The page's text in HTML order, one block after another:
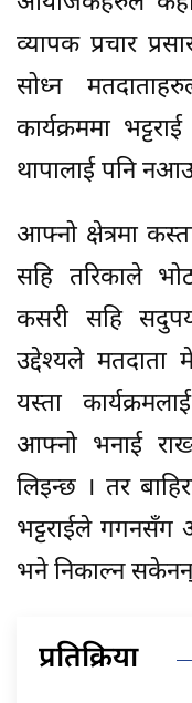
व्यापक प्रचार
सोध्न
कार्यक्रममा
थापालाई पनि
आफ्नो क्षेत्रमा
सहि तरिकाले
कसरी सहि
उद्देश्यले मतदाता
यस्ता
आफ्नो भनाई
लिइन्छ । तर
भट्टराईले गगनसँग
भने निकाल्न
प्रतिक्रिया